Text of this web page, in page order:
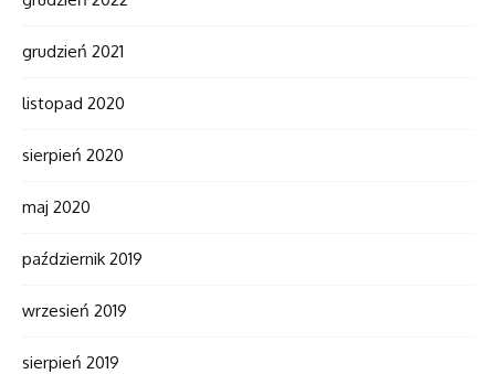
grudzień 2021
listopad 2020
sierpień 2020
maj 2020
październik 2019
wrzesień 2019
sierpień 2019